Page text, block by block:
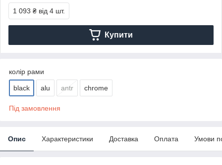
1 093 ₴ від 4 шт.
Купити
колір рами
black alu antr chrome
Під замовлення
Опис Характеристики Доставка Оплата Умови